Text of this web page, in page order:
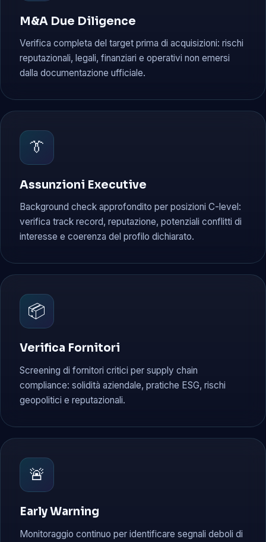
M&A Due Diligence
Verifica completa del target prima di acquisizioni: rischi
reputazionali, legali, finanziari e operativi non emersi
dalla documentazione ufficiale.
👔
Assunzioni Executive
Background check approfondito per posizioni C-level:
verifica track record, reputazione, potenziali conflitti di
interesse e coerenza del profilo dichiarato.
📦
Verifica Fornitori
Screening di fornitori critici per supply chain
compliance: solidità aziendale, pratiche ESG, rischi
geopolitici e reputazionali.
🚨
Early Warning
Monitoraggio continuo per identificare segnali deboli di